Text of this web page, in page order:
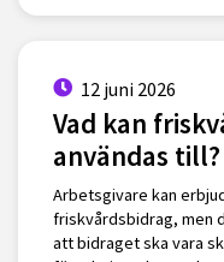
12 juni 2026
Vad kan
användas till?
Arbetsgivare kan
friskvårdsbidrag, men
att bidraget ska vara